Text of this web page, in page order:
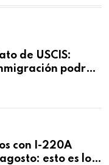
de USCIS:
podrán
con I-220A
esto es lo